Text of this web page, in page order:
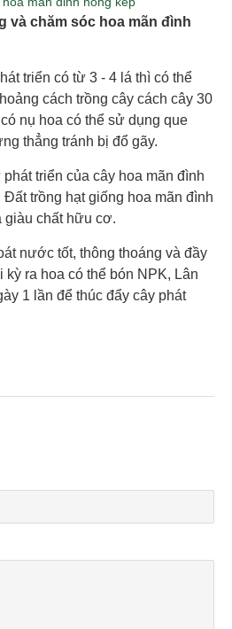
và chăm sóc hoa mãn đình
triển có từ 3 - 4 lá thì có thể
cách trồng cây cách cây 30
nụ hoa có thể sử dụng que
thẳng tránh bị đổ gãy.
triển của cây hoa mãn đình
trồng hạt giống hoa mãn đình
giàu chất hữu cơ.
nước tốt, thông thoáng và đầy
kỳ ra hoa có thể bón NPK, Lân
1 lần để thúc đẩy cây phát